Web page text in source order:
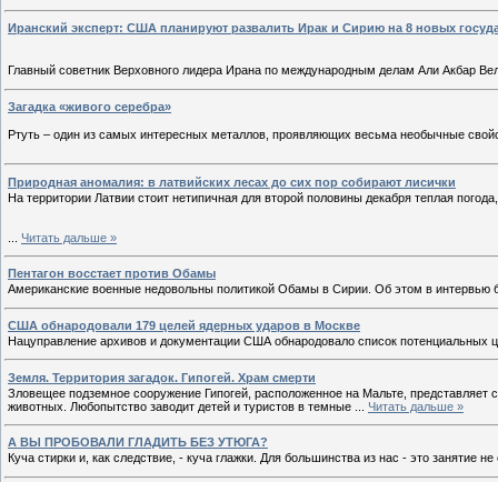
Иранский эксперт: США планируют развалить Ирак и Сирию на 8 новых
Главный советник Верховного лидера Ирана по международным делам Али Акбар
Загадка «живого серебра»
Ртуть – один из самых интересных металлов, проявляющих весьма необычные
Природная аномалия: в латвийских лесах до сих пор собирают лисички
На территории Латвии стоит нетипичная для второй половины декабря теплая
Читать дальше »
Пентагон восстает против Обамы
Американские военные недовольны политикой Обамы в Сирии. Об этом в
США обнародовали 179 целей ядерных ударов в Москве
Нацуправление архивов и документации США обнародовало список
Земля. Территория загадок. Гипогей. Храм смерти
Зловещее подземное сооружение Гипогей, расположенное на Мальте,
животных. Любопытство заводит детей и туристов в темные
Читать дальше »
А ВЫ ПРОБОВАЛИ ГЛАДИТЬ БЕЗ УТЮГА?
Куча стирки и, как следствие, - куча глажки. Для большинства из нас - это